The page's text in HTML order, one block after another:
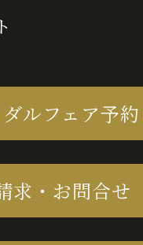
ルフェア予約
求・お問合せ